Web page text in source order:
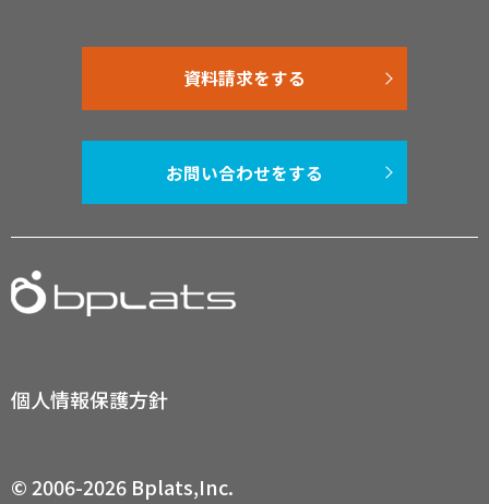
資料請求をする
お問い合わせをする
個人情報保護方針
© 2006-2026 Bplats,Inc.